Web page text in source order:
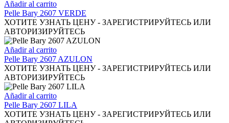
página
de
producto
Añadir al carrito
Pelle Bary 2607 VERDE
ХОТИТЕ УЗНАТЬ ЦЕНУ - ЗАРЕГИСТРИРУЙТЕСЬ ИЛИ
АВТОРИЗИРУЙТЕСЬ
Añadir al carrito
Pelle Bary 2607 AZULON
ХОТИТЕ УЗНАТЬ ЦЕНУ - ЗАРЕГИСТРИРУЙТЕСЬ ИЛИ
АВТОРИЗИРУЙТЕСЬ
Añadir al carrito
Pelle Bary 2607 LILA
ХОТИТЕ УЗНАТЬ ЦЕНУ - ЗАРЕГИСТРИРУЙТЕСЬ ИЛИ